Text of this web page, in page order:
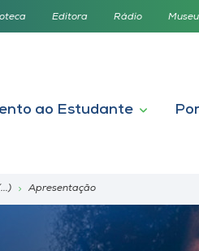
Editora Rádio Museu
ao Estudante
Apresentação